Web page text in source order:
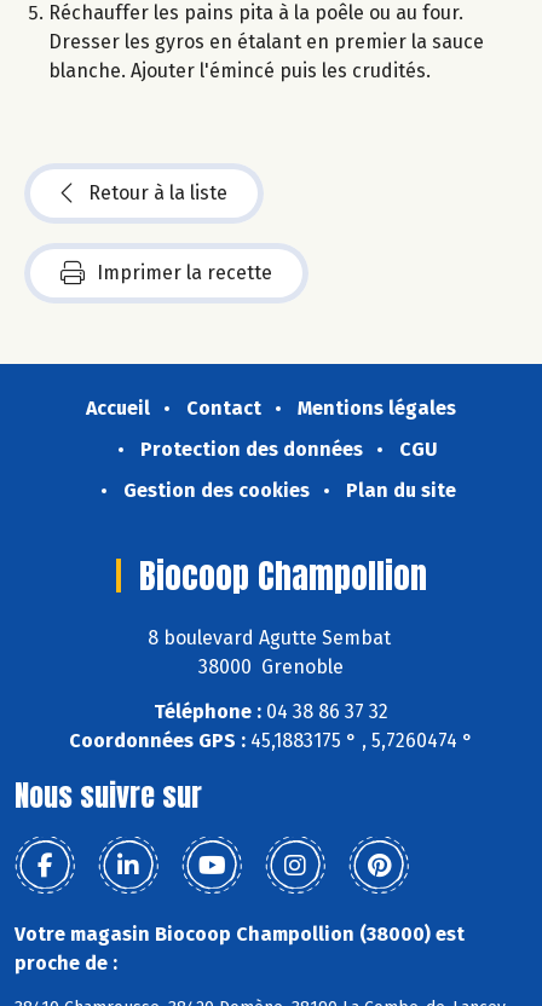
Réchauffer les pains pita à la poêle ou au four.
Dresser les gyros en étalant en premier la sauce
blanche. Ajouter l'émincé puis les crudités.
Retour à la liste
Imprimer la recette
Accueil Contact
Mentions légales
Protection des données
CGU
Gestion des cookies
Plan du site
Biocoop Champollion
8 boulevard Agutte Sembat
38000 Grenoble
Téléphone : 04 38 86 37 32
Coordonnées GPS : 45,1883175 ° , 5,7260474 °
Nous suivre sur
Votre magasin Biocoop Champollion (38000) est
proche de :